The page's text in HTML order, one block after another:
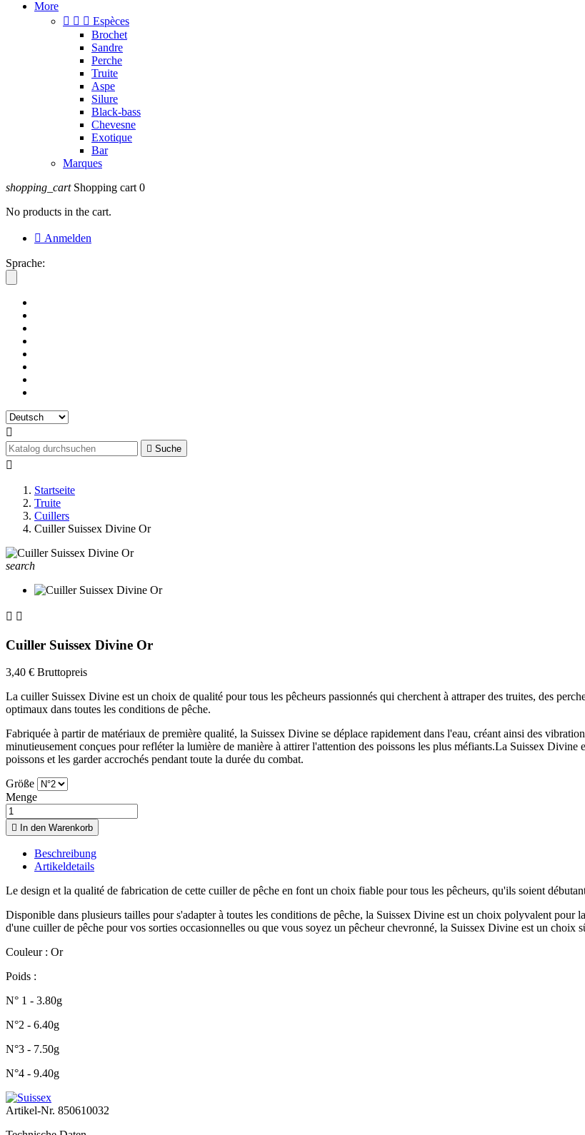
More
   Espèces
Brochet
Sandre
Perche
Truite
Aspe
Silure
Black-bass
Chevesne
Exotique
Bar
Marques
shopping_cart Shopping cart 0
No products in the cart.
 Anmelden
Sprache:

 Suche

Startseite
Truite
Cuillers
Cuiller Suissex Divine Or
search
 
Cuiller Suissex Divine Or
3,40 € Bruttopreis
La cuiller Suissex Divine est un choix de qualité pour tous les pêcheurs passionnés qui cherchent à attraper des truites, des
optimaux dans toutes les conditions de pêche.
Fabriquée à partir de matériaux de première qualité, la Suissex Divine se déplace rapidement dans l'eau, créant ainsi des
minutieusement conçues pour refléter la lumière de manière à attirer l'attention des poissons les plus méfiants.La Suissex
poissons et les garder accrochés pendant toute la durée du combat.
Größe
Menge
 In den Warenkorb
Beschreibung
Artikeldetails
Le design et la qualité de fabrication de cette cuiller de pêche en font un choix fiable pour tous les pêcheurs, qu'ils soient
Disponible dans plusieurs tailles pour s'adapter à toutes les conditions de pêche, la Suissex Divine est un choix polyvalent pour
d'une cuiller de pêche pour vos sorties occasionnelles ou que vous soyez un pêcheur chevronné, la Suissex Divine est un choix
Couleur : Or
Poids :
N° 1 - 3.80g
N°2 - 6.40g
N°3 - 7.50g
N°4 - 9.40g
Artikel-Nr. 850610032